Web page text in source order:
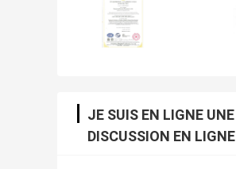
JE SUIS EN LIGNE UNE
DISCUSSION EN LIGNE